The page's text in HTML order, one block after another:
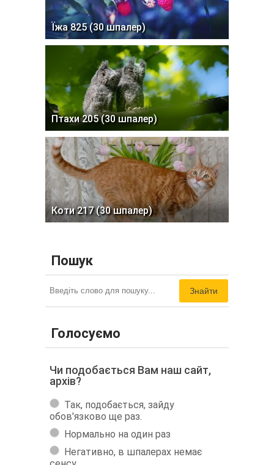
Їжа 825 (30 шпалер)
Птахи 205 (30 шпалер)
Коти 217 (30 шпалер)
Пошук
Знайти
Голосуємо
Чи подобається Вам наш сайт,
архів?
Так, подобається, зайду
обов'язково ще раз.
Нормально на один раз
Негативно, в шпалерах немає